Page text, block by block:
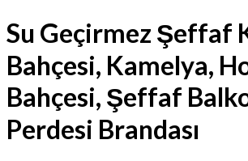
adet
Su Geçirmez Şeffaf
Bahçesi, Kamelya,
Bahçesi, Şeffaf
Perdesi Brandası